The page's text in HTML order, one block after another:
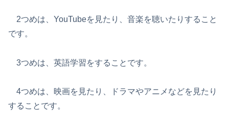
2つめは、YouTubeを見たり、音楽を聴いたりすること
です。
3つめは、英語学習をすることです。
4つめは、映画を見たり、ドラマやアニメなどを見たり
することです。